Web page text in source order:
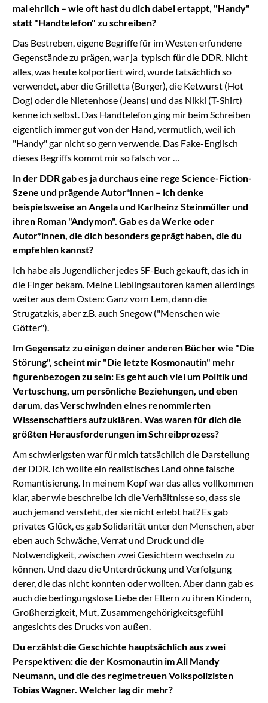
mal ehrlich – wie oft hast du dich dabei ertappt, "Handy"
statt "Handtelefon" zu schreiben?
Das Bestreben, eigene Begriffe für im Westen erfundene
Gegenstände zu prägen, war ja typisch für die DDR. Nicht
alles, was heute kolportiert wird, wurde tatsächlich so
verwendet, aber die Grilletta (Burger), die Ketwurst (Hot
Dog) oder die Nietenhose (Jeans) und das Nikki (T-Shirt)
kenne ich selbst. Das Handtelefon ging mir beim Schreiben
eigentlich immer gut von der Hand, vermutlich, weil ich
"Handy" gar nicht so gern verwende. Das Fake-Englisch
dieses Begriffs kommt mir so falsch vor …
In der DDR gab es ja durchaus eine rege Science-Fiction-
Szene und prägende Autor*innen – ich denke
beispielsweise an Angela und Karlheinz Steinmüller und
ihren Roman "Andymon". Gab es da Werke oder
Autor*innen, die dich besonders geprägt haben, die du
empfehlen kannst?
Ich habe als Jugendlicher jedes SF-Buch gekauft, das ich in
die Finger bekam. Meine Lieblingsautoren kamen allerdings
weiter aus dem Osten: Ganz vorn Lem, dann die
Strugatzkis, aber z.B. auch Snegow ("Menschen wie
Götter").
Im Gegensatz zu einigen deiner anderen Bücher wie "Die
Störung", scheint mir "Die letzte Kosmonautin" mehr
figurenbezogen zu sein: Es geht auch viel um Politik und
Vertuschung, um persönliche Beziehungen, und eben
darum, das Verschwinden eines renommierten
Wissenschaftlers aufzuklären. Was waren für dich die
größten Herausforderungen im Schreibprozess?
Am schwierigsten war für mich tatsächlich die Darstellung
der DDR. Ich wollte ein realistisches Land ohne falsche
Romantisierung. In meinem Kopf war das alles vollkommen
klar, aber wie beschreibe ich die Verhältnisse so, dass sie
auch jemand versteht, der sie nicht erlebt hat? Es gab
privates Glück, es gab Solidarität unter den Menschen, aber
eben auch Schwäche, Verrat und Druck und die
Notwendigkeit, zwischen zwei Gesichtern wechseln zu
können. Und dazu die Unterdrückung und Verfolgung
derer, die das nicht konnten oder wollten. Aber dann gab es
auch die bedingungslose Liebe der Eltern zu ihren Kindern,
Großherzigkeit, Mut, Zusammengehörigkeitsgefühl
angesichts des Drucks von außen.
Du erzählst die Geschichte hauptsächlich aus zwei
Perspektiven: die der Kosmonautin im All Mandy
Neumann, und die des regimetreuen Volkspolizisten
Tobias Wagner. Welcher lag dir mehr?